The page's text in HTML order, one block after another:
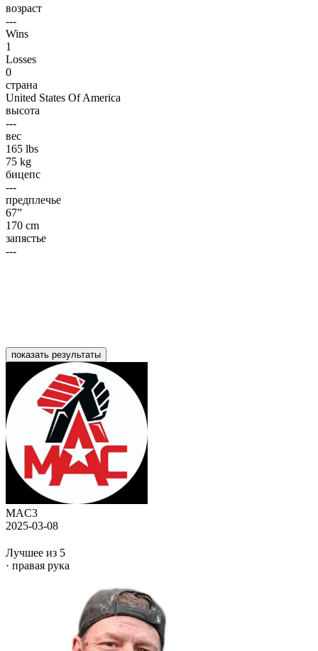
возраст
---
Wins
1
Losses
0
страна
United States Of America
высота
---
вес
165 lbs
75 kg
бицепс
---
предплечье
67”
170 cm
запястье
---
показать результаты
MAC3
2025-03-08
Лучшее из 5
· правая рука